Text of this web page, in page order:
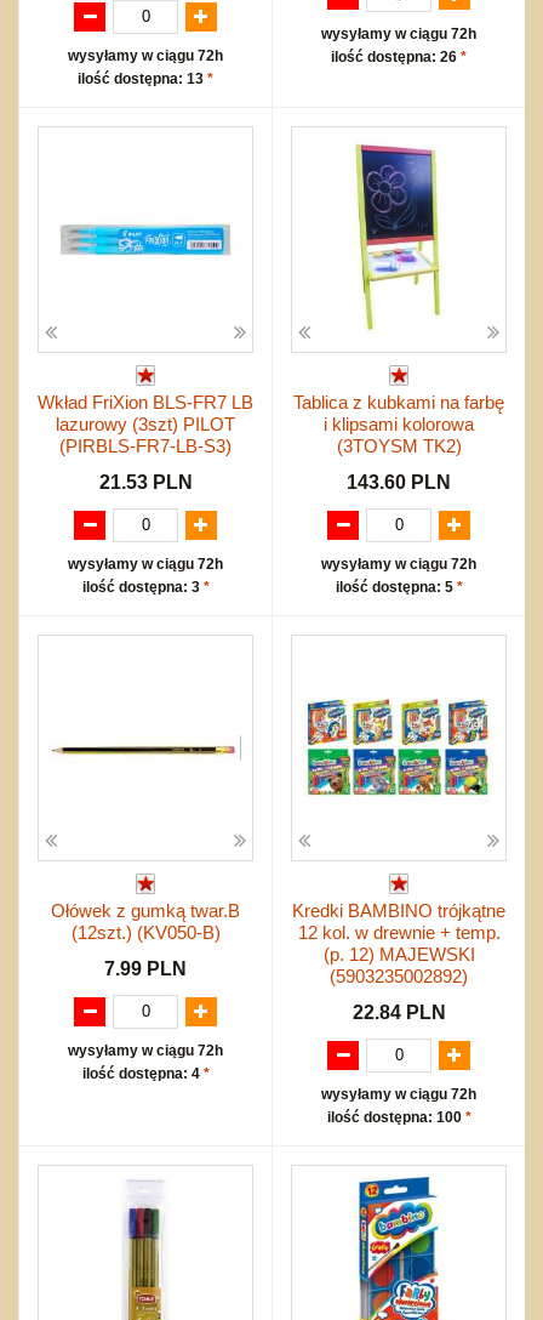
wysyłamy w ciągu 72h
ilość dostępna: 13 *
wysyłamy w ciągu 72h
ilość dostępna: 26 *
Wkład FriXion BLS-FR7 LB
lazurowy (3szt) PILOT
(PIRBLS-FR7-LB-S3)
21.53 PLN
wysyłamy w ciągu 72h
ilość dostępna: 3 *
Tablica z kubkami na farbę
i klipsami kolorowa
(3TOYSM TK2)
143.60 PLN
wysyłamy w ciągu 72h
ilość dostępna: 5 *
Ołówek z gumką twar.B
(12szt.) (KV050-B)
7.99 PLN
wysyłamy w ciągu 72h
ilość dostępna: 4 *
Kredki BAMBINO trójkątne
12 kol. w drewnie + temp.
(p. 12) MAJEWSKI
(5903235002892)
22.84 PLN
wysyłamy w ciągu 72h
ilość dostępna: 100 *